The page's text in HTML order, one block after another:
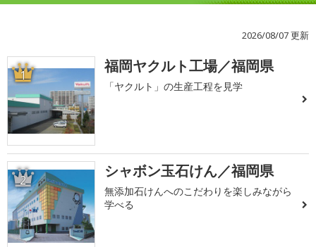
2026/08/07 更新
1 福岡ヤクルト工場／福岡県
「ヤクルト」の生産工程を見学
2 シャボン玉石けん／福岡県
無添加石けんへのこだわりを楽しみながら
学べる